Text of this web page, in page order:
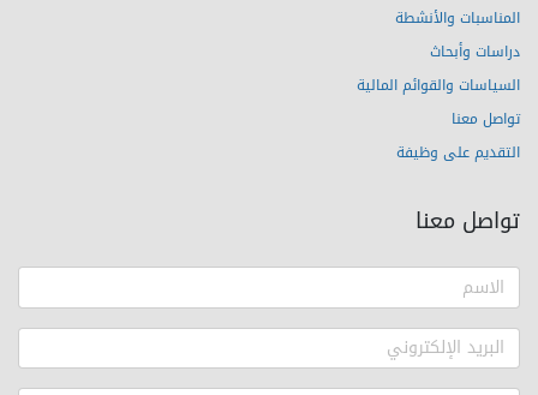
المناسبات والأنشطة
دراسات وأبحاث
السياسات والقوائم المالية
تواصل معنا
التقديم على وظيفة
تواصل معنا